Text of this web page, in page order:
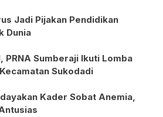
Jadi Pijakan Pendidikan
Dunia
PRNA Sumberaji Ikuti Lomba
Sukodadi
Kader Sobat Anemia,